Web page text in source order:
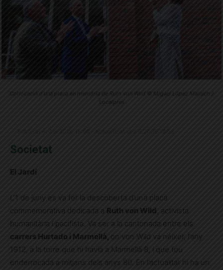
Col·locació d’una placa en memòria de Ruth von Wild © Miguel López Mallach /
Localpres
Societat
El Jardí
L’1 de juny es va fer la descoberta d’una placa
commemorativa dedicada a Ruth von Wild , activista
humanitària i pacifista. Va ser a la cantonada entre els
carrers Hurtado i Marmellà, on von Wild va néixer, l’any
1912, a la torre que hi havia a Marmellà 8, i que fou
enderrocada a mitjans dels anys 80. En l’actualitat hi ha un